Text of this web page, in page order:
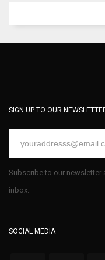
SIGN UP TO OUR
Subscribe to our newsletter
inbox.
SOCIAL MEDIA